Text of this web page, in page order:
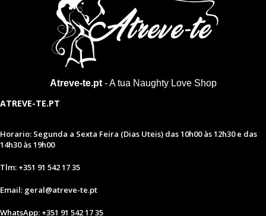
Atreve-te.pt- A tua Naughty Love Shop
ATREVE-TE.PT
Horario: Segunda a Sexta Feira (Dias Uteis) das 10h00 às 12h30 e das
14h30 às 19h00
Tlm: +351 91 542 17 35
Email: geral@atreve-te.pt
WhatsApp: +351 91 542 17 35